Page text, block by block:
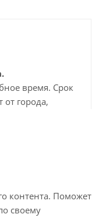
время. Срок
города,
контента. Поможет
своему